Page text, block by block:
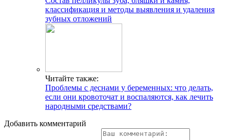
классификация и методы выявления и удаления
зубных отложений
Читайте также:
Проблемы с деснами у беременных: что делать,
если они кровоточат и воспаляются, как лечить
народными средствами?
Добавить комментарий